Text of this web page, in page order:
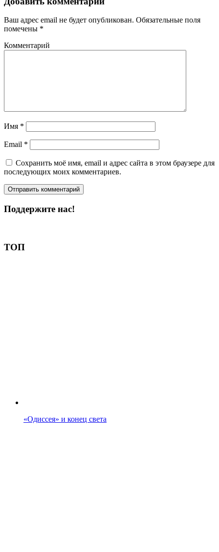
Ваш адрес email не будет опубликован. Обязательные поля
помечены *
Комментарий
Имя *
Email *
Сохранить моё имя, email и адрес сайта в этом браузере для
последующих моих комментариев.
Поддержите нас!
ТОП
«Одиссея» и конец света